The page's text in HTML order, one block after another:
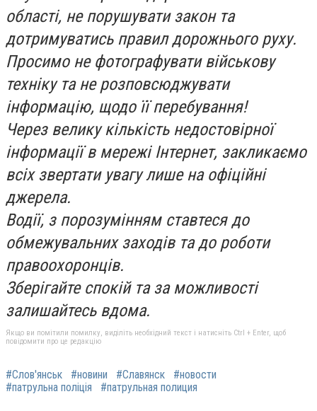
області, не порушувати закон та
дотримуватись правил дорожнього руху.
Просимо не фотографувати військову
техніку та не розповсюджувати
інформацію, щодо її перебування!
Через велику кількість недостовірної
інформації в мережі Інтернет, закликаємо
всіх звертати увагу лише на офіційні
джерела.
Водії, з порозумінням ставтеся до
обмежувальних заходів та до роботи
правоохоронців.
Зберігайте спокій та за можливості
залишайтесь вдома.
Якщо ви помітили помилку, виділіть необхідний текст і натисніть Ctrl + Enter, щоб
повідомити про це редакцію
#Слов'янськ #новини #Славянск
#новости
#патрульна поліція
#патрульная полиция